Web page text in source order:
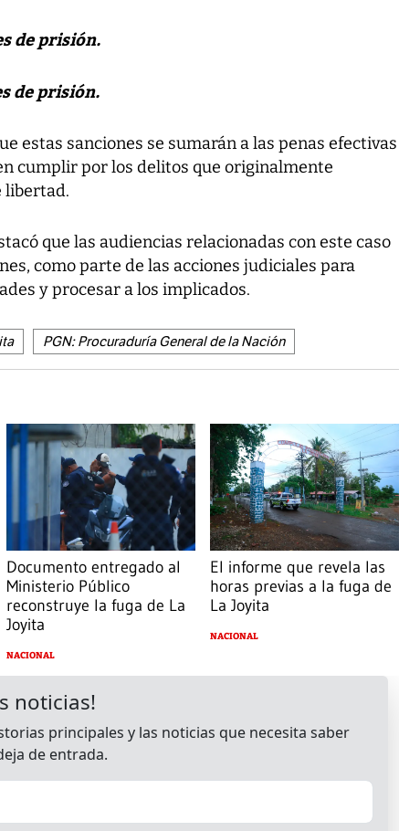
de prisión.
de prisión.
estas sanciones se sumarán a las penas efectivas
cumplir por los delitos que originalmente
libertad.
que las audiencias relacionadas con este caso
como parte de las acciones judiciales para
y procesar a los implicados.
PGN: Procuraduría General de la Nación
Documento entregado al
Ministerio Público
reconstruye la fuga de La
Joyita
NACIONAL
El informe que revela las
horas previas a la fuga de
La Joyita
NACIONAL